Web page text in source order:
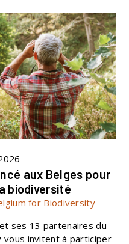
aux Belges pour
biodiversité
for Biodiversity
ses 13 partenaires du
vous invitent à participer